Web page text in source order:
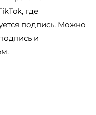
где
подпись. Можно
и